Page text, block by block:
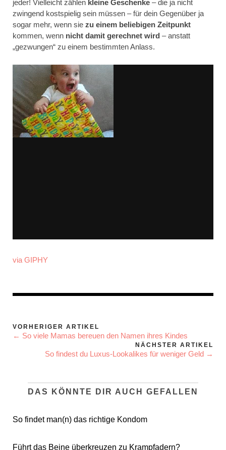
jeder! Vielleicht zählen kleine Geschenke – die ja nicht
zwingend kostspielig sein müssen – für dein Gegenüber ja
sogar mehr, wenn sie zu einem beliebigen Zeitpunkt
kommen, wenn nicht damit gerechnet wird – anstatt
„gezwungen“ zu einem bestimmten Anlass.
via GIPHY
VORHERIGER ARTIKEL
← So viele Mamas bereuen den Namen ihres Kindes
NÄCHSTER ARTIKEL
So findest du Luxus-Lookalikes für weniger Geld →
DAS KÖNNTE DIR AUCH GEFALLEN
So findet man(n) das richtige Kondom
Führt das Beine überkreuzen zu Krampfadern?